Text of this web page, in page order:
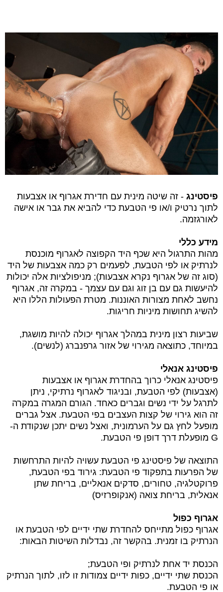
פיסטינג - זה שיטה מינית עם חדירת אגרוף או אצבעות
לתוך נרטיק ו/או פי הטבעת כדי להביא את גבר או אישה
לאורגזמה.
מידע כללי
מהות התרגול היא שכף היד הקפוצה לאגרוף מוכנסת
לנרתיק או לפי הטבעת, לפעמים רק כמה אצבעות של היד
(סוג זה של אגרוף נקרא אצבעות); מניפולציות אלה יכולות
להיעשות גם עם בן זוג וגם עם עצמך - במקרה זה, אגרוף
נחשב לאחת מצורות האוננות. מטרת הפעולות הללו היא
להשיג תחושות מיניות חריגות.
שביעות רצון מינית במהלך אגרוף יכולה להיות מושגת,
במיוחד, כתוצאה מגירוי של אזור גרפנברג (לנשים).
פיסטינג אנאלי
פיסטינג אנאלי כרוך בהחדרת אגרוף או אצבעות
(אצבעות) לפי הטבעת, ובניגוד לאגרוף נרתיקי, ניתן
לתרגל על ​​ידי נשים וגברים כאחד. הגורם המגרה במקרה
זה הוא גירוי של קצות העצבים בפי הטבעת. אצל גברים
מופעל לחץ גם על הערמונית, ואצל נשים יתכן שנקודת ה-
G מופעלת דרך דופן פי הטבעת.
התוצאה של פיסטינג פי הטבעת עשויה להיות התרחשות
של הפרעות בתפקוד פי הטבעת: גירוד בפי הטבעת,
פרוקטלגיה, טחורים, סדקים אנאליים, בריחת שתן
אנאלית, בריחת צואה (אנקופרזיס)
אגרוף כפול
אגרוף כפול מתייחס להחדרת שתי ידיים לפי הטבעת או
הנרתיק בו זמנית. בהקשר זה, נבדלות השיטות הבאות:
הכנסת יד אחת לנרתיק ופי הטבעת;
הכנסת שתי ידיים, כפות ידיים צמודות זו לזו, לתוך הנרתיק
או פי הטבעת.